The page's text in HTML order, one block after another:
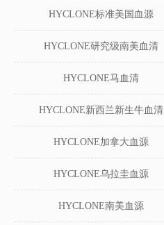
HYCLONE标准美国血源
HYCLONE研究级南美血清
HYCLONE马血清
HYCLONE新西兰新生牛血清
HYCLONE加拿大血源
HYCLONE乌拉圭血源
HYCLONE南美血源